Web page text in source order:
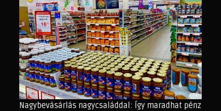
Nagybevásárlás nagycsaláddal: Így maradhat pénz